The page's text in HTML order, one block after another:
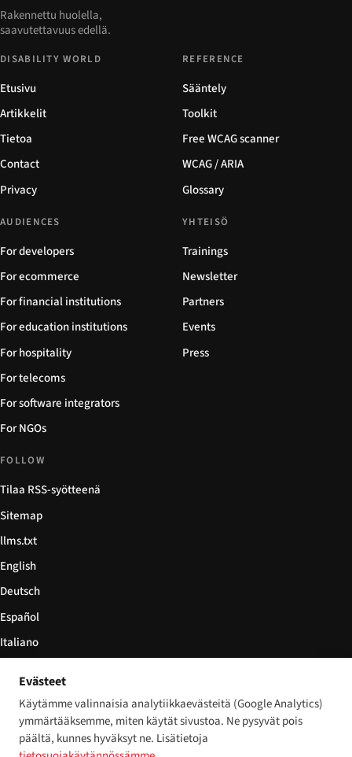
Rakennettu huolella,
saavutettavuus edellä.
DISABILITY WORLD
Etusivu
Artikkelit
Tietoa
Contact
Privacy
REFERENCE
Sääntely
Toolkit
Free WCAG scanner
WCAG / ARIA
Glossary
AUDIENCES
For developers
For ecommerce
For financial institutions
For education institutions
For hospitality
For telecoms
For software integrators
For NGOs
YHTEISÖ
Trainings
Newsletter
Partners
Events
Press
FOLLOW
Tilaa RSS-syötteenä
Sitemap
llms.txt
English
Deutsch
Español
Italiano
Evästeet
Käytämme valinnaisia analytiikkaevästeitä (Google Analytics)
ymmärtääksemme, miten käytät sivustoa. Ne pysyvät pois
päältä, kunnes hyväksyt ne. Lisätietoja